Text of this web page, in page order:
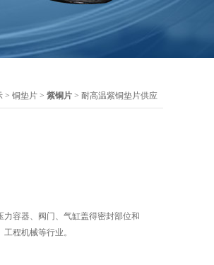
> 铜垫片 > 紫铜片 > 耐高温紫铜垫片供应
容器、阀门、气缸盖得密封部位和
程机械等行业。